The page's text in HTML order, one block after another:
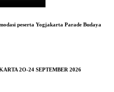
peserta Yogjakarta Parade Budaya
2O-24 SEPTEMBER 2026